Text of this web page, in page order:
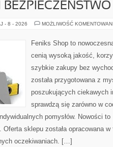
- 8 - 2026 MOŻLIWOŚĆ
Feniks Shop to
cenią wysoką jakość,
szybkie zakupy bez
została przygotowana z
poszukujących ciekawych
sprawdzą się zarówno w
pomysłów. Nowości
Oferta sklepu została opracowana
oczekiwaniach. […]